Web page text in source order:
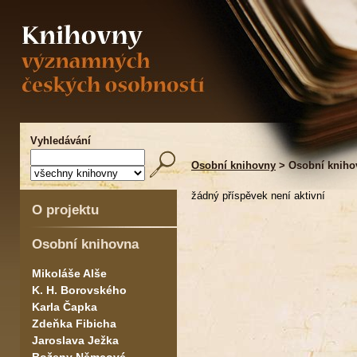
Vyhledávání
Osobní knihovny > Osobní
O projektu
Osobní knihovna
Mikoláše Alše
K. H. Borovského
Karla Čapka
Zdeňka Fibicha
Jaroslava Ježka
žádný příspěvek není aktivní